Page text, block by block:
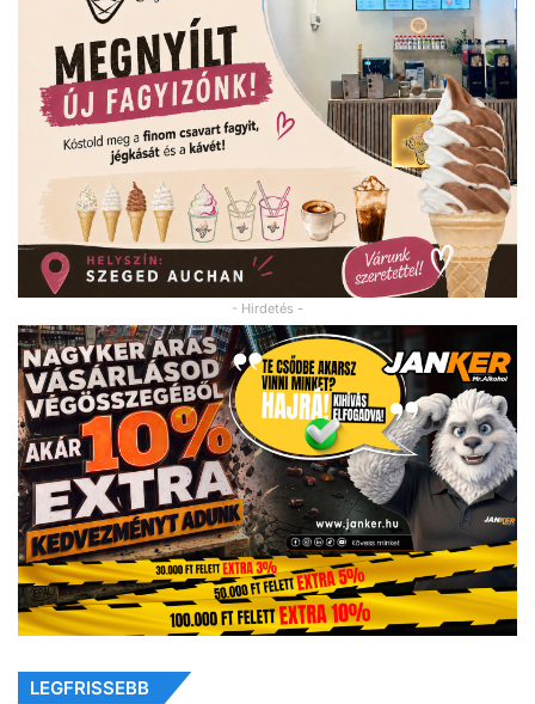
- Hirdetés -
LEGFRISSEBB